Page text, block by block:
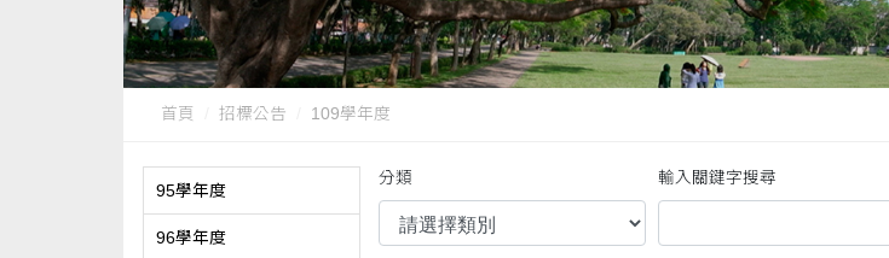
首頁 招標公告 109學年度
95學年度
96學年度
分類 輸入關鍵字搜尋